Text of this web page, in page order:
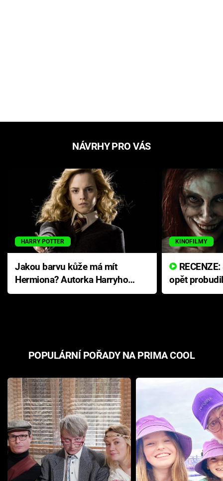
NÁVRHY PRO VÁS
HARRY POTTER
Jakou barvu kůže má mít
Hermiona? Autorka Harryho
Pottera přišla s ráznou
KINOFILMY
opět
přichází s
POPULÁRNÍ POŘADY NA PRIMA COOL